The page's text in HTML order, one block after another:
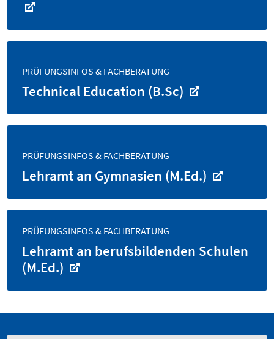
PRÜFUNGSINFOS & FACHBERATUNG
Technical Education (B.Sc)
PRÜFUNGSINFOS & FACHBERATUNG
Lehramt an Gymnasien (M.Ed.)
PRÜFUNGSINFOS & FACHBERATUNG
Lehramt an berufsbildenden Schulen
(M.Ed.)